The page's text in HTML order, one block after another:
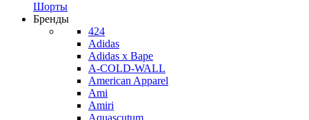
Шорты
Бренды
424
Adidas
Adidas x Bape
A-COLD-WALL
American Apparel
Ami
Amiri
Aquascutum